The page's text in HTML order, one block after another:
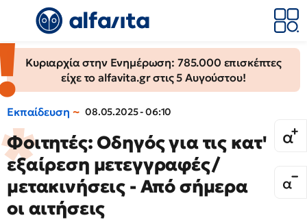
Κυριαρχία στην Ενημέρωση: 785.000 επισκέπτες
είχε το alfavita.gr στις 5 Αυγούστου!
Εκπαίδευση 08.05.2025 - 06:10
Φοιτητές: Οδηγός για τις κατ'
εξαίρεση μετεγγραφές/
μετακινήσεις - Από σήμερα
οι αιτήσεις